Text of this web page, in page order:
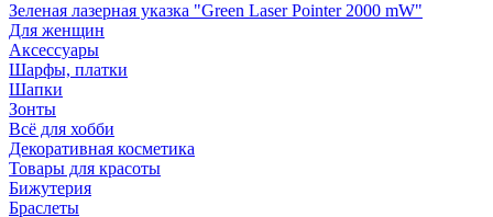
Зеленая лазерная указка "Green Laser Pointer 2000 mW"
Для женщин
Аксессуары
Шарфы, платки
Шапки
Зонты
Всё для хобби
Декоративная косметика
Товары для красоты
Бижутерия
Браслеты